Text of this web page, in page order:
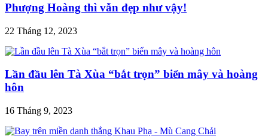
Phượng Hoàng thì vẫn đẹp như vậy!
22 Tháng 12, 2023
Lần đầu lên Tà Xùa “bắt trọn” biển mây và hoàng
hôn
16 Tháng 9, 2023